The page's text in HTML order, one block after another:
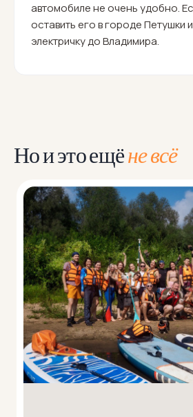
автомобиле не очень удобно.
оставить его в городе Петушки
электричку до Владимира.
Но и это ещёне всё